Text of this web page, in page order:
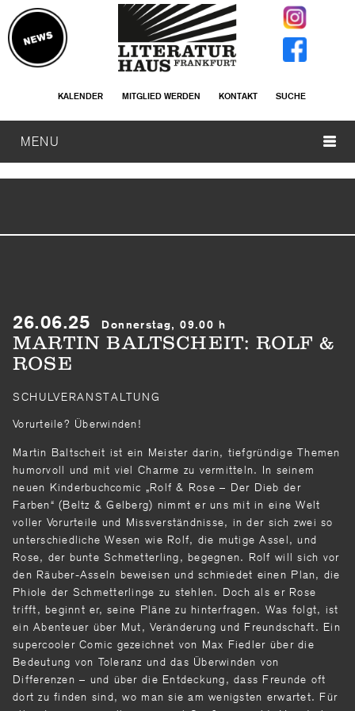
KALENDER MITGLIED WERDEN KONTAKT SUCHE
MENU
26.06.25 Donnerstag, 09.00 h
MARTIN BALTSCHEIT: ROLF &
ROSE
SCHULVERANSTALTUNG
Vorurteile? Überwinden!
Martin Baltscheit ist ein Meister darin, tiefgründige Themen
humorvoll und mit viel Charme zu vermitteln. In seinem
neuen Kinderbuchcomic „Rolf & Rose – Der Dieb der
Farben“ (Beltz & Gelberg) nimmt er uns mit in eine Welt
voller Vorurteile und Missverständnisse, in der sich zwei so
unterschiedliche Wesen wie Rolf, die mutige Assel, und
Rose, der bunte Schmetterling, begegnen. Rolf will sich vor
den Räuber-Asseln beweisen und schmiedet einen Plan, die
Phiole der Schmetterlinge zu stehlen. Doch als er Rose
trifft, beginnt er, seine Pläne zu hinterfragen. Was folgt, ist
ein Abenteuer über Mut, Veränderung und Freundschaft. Ein
supercooler Comic gezeichnet von Max Fiedler über die
Bedeutung von Toleranz und das Überwinden von
Differenzen – und über die Entdeckung, dass Freunde oft
dort zu finden sind, wo man sie am wenigsten erwartet. Für